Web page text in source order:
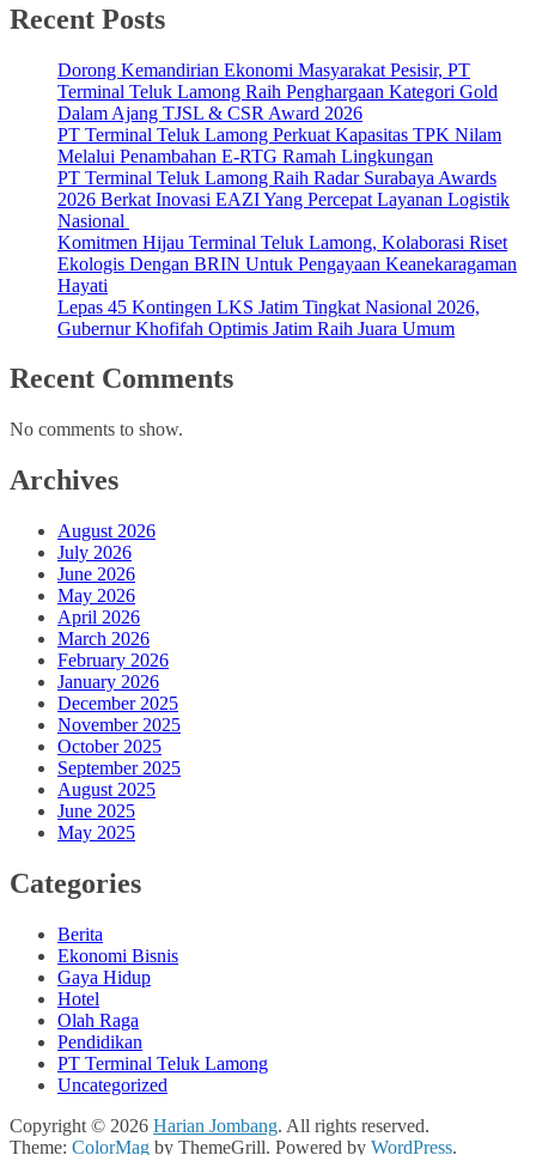
Recent Posts
Dorong Kemandirian Ekonomi Masyarakat Pesisir, PT
Terminal Teluk Lamong Raih Penghargaan Kategori Gold
Dalam Ajang TJSL & CSR Award 2026
PT Terminal Teluk Lamong Perkuat Kapasitas TPK Nilam
Melalui Penambahan E-RTG Ramah Lingkungan
PT Terminal Teluk Lamong Raih Radar Surabaya Awards
2026 Berkat Inovasi EAZI Yang Percepat Layanan Logistik
Nasional
Komitmen Hijau Terminal Teluk Lamong, Kolaborasi Riset
Ekologis Dengan BRIN Untuk Pengayaan Keanekaragaman
Hayati
Lepas 45 Kontingen LKS Jatim Tingkat Nasional 2026,
Gubernur Khofifah Optimis Jatim Raih Juara Umum
Recent Comments
No comments to show.
Archives
August 2026
July 2026
June 2026
May 2026
April 2026
March 2026
February 2026
January 2026
December 2025
November 2025
October 2025
September 2025
August 2025
June 2025
May 2025
Categories
Berita
Ekonomi Bisnis
Gaya Hidup
Hotel
Olah Raga
Pendidikan
PT Terminal Teluk Lamong
Uncategorized
Copyright © 2026 Harian Jombang. All rights reserved.
Theme: ColorMag by ThemeGrill. Powered by WordPress.